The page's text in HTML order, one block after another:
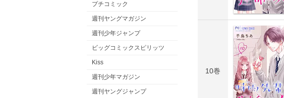
プチコミック
週刊ヤングマガジン
週刊少年ジャンプ
ビッグコミックスピリッツ
Kiss
週刊少年マガジン
週刊ヤングジャンプ
10巻